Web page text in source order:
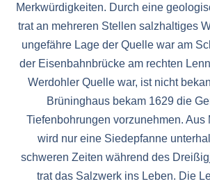
Merkwürdigkeiten. Durch eine
trat an mehreren Stellen salzhaltiges
ungefähre Lage der Quelle war am
der Eisenbahnbrücke am rechten
Werdohler Quelle war, ist nicht
Brüninghaus bekam 1629 die
Tiefenbohrungen vorzunehmen. Aus
wird nur eine Siedepfanne
schweren Zeiten während des
trat das Salzwerk ins Leben. Die